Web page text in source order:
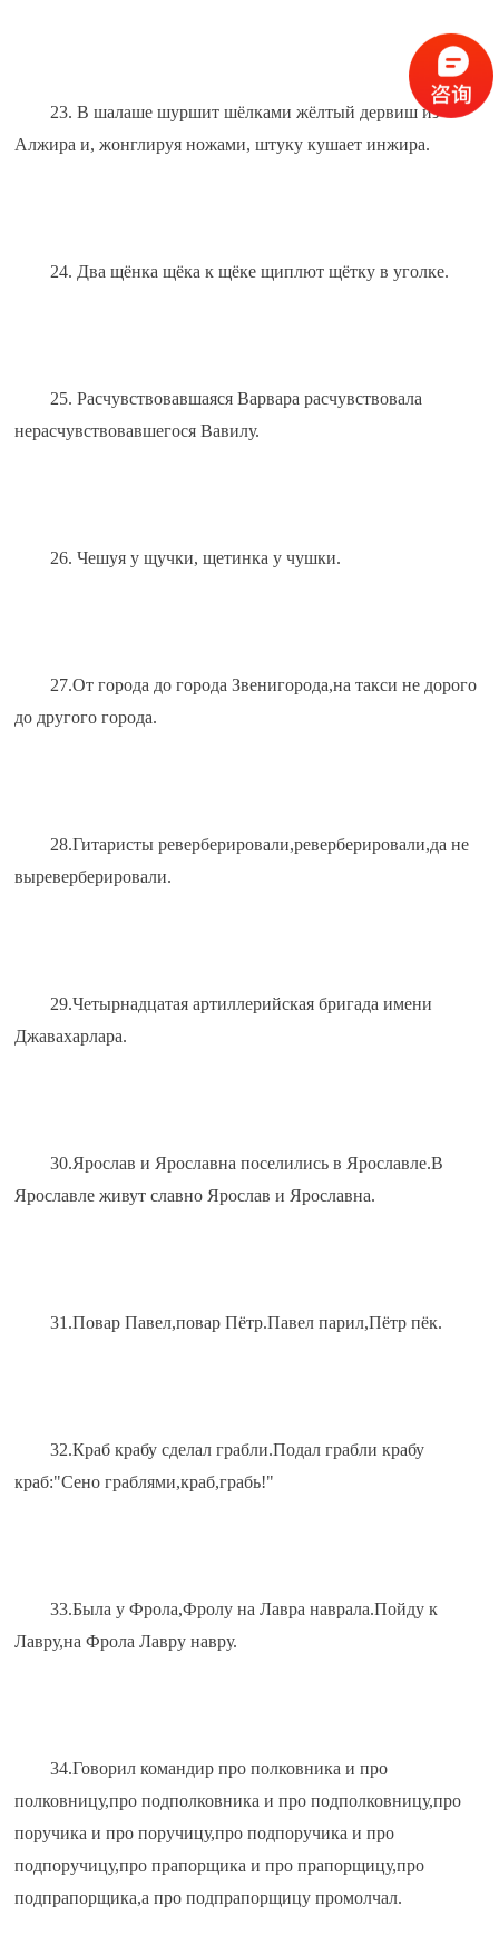
23. В шалаше шуршит шёлками жёлтый дервиш из
Алжира и, жонглируя ножами, штуку кушает инжира.
24. Два щёнка щёка к щёке щиплют щётку в уголке.
25. Расчувствовавшаяся Варвара расчувствовала
нерасчувствовавшегося Вавилу.
26. Чешуя у щучки, щетинка у чушки.
27.От города до города Звенигорода,на такси не дорого
до другого города.
28.Гитаристы реверберировали,реверберировали,да не
выреверберировали.
29.Четырнадцатая артиллерийская бригада имени
Джавахарлара.
30.Ярослав и Ярославна поселились в Ярославле.В
Ярославле живут славно Ярослав и Ярославна.
31.Повар Павел,повар Пётр.Павел парил,Пётр пёк.
32.Краб крабу сделал грабли.Подал грабли крабу
краб:"Сено граблями,краб,грабь!"
33.Была у Фрола,Фролу на Лавра наврала.Пойду к
Лавру,на Фрола Лавру навру.
34.Говорил командир про полковника и про
полковницу,про подполковника и про подполковницу,про
поручика и про поручицу,про подпоручика и про
подпоручицу,про прапорщика и про прапорщицу,про
подпрапорщика,а про подпрапорщицу промолчал.